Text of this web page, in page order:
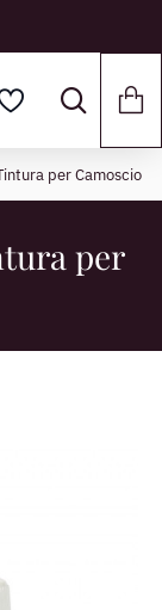
per Camoscio
per